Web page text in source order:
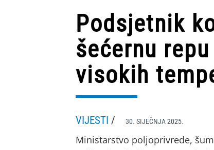
Podsjetnik
šećernu
visokih
VIJESTI / 30. SIJEČNJA 2025.
Ministarstvo poljoprivrede,